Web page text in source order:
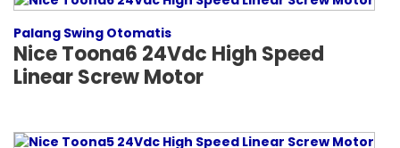
Palang Swing Otomatis
Nice Toona6 24Vdc High Speed
Linear Screw Motor